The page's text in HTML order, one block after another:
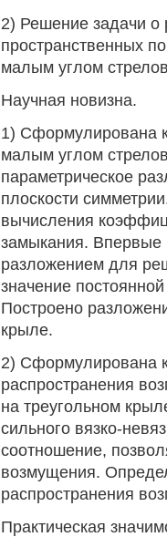
2) Решение задачи о
пространственных
малым углом
Научная новизна.
1) Сформулирована
малым углом
параметрическое
плоскости
вычисления
замыкания. Впервые
разложением для
значение
Построено
крыле.
2) Сформулирована
распространения
на треугольном
сильного вязко-
соотношение,
возмущения.
распространения
Практическая